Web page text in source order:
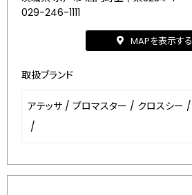
029-246-1111
MAPを表示する
取扱ブランド
アテッサ / プロマスター / クロスシー /
/